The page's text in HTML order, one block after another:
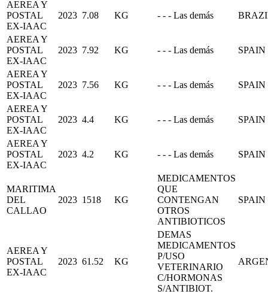
AEREA Y
POSTAL
EX-IAAC
2023 7.08 KG - - - Las demás
AEREA Y
POSTAL
EX-IAAC
2023 7.92 KG - - - Las demás SPAIN
AEREA Y
POSTAL
EX-IAAC
2023 7.56 KG - - - Las demás SPAIN
AEREA Y
POSTAL
EX-IAAC
2023 4.4 KG - - - Las demás SPAIN
AEREA Y
POSTAL
EX-IAAC
2023 4.2 KG - - - Las demás SPAIN
MARITIMA
DEL
CALLAO
2023 1518 KG
MEDICAMENTOS
QUE
CONTENGAN
OTROS
ANTIBIOTICOS
SPAIN
AEREA Y
POSTAL
EX-IAAC
2023 61.52 KG
DEMAS
MEDICAMENTOS
P/USO
VETERINARIO
C/HORMONAS
S/ANTIBIOT.